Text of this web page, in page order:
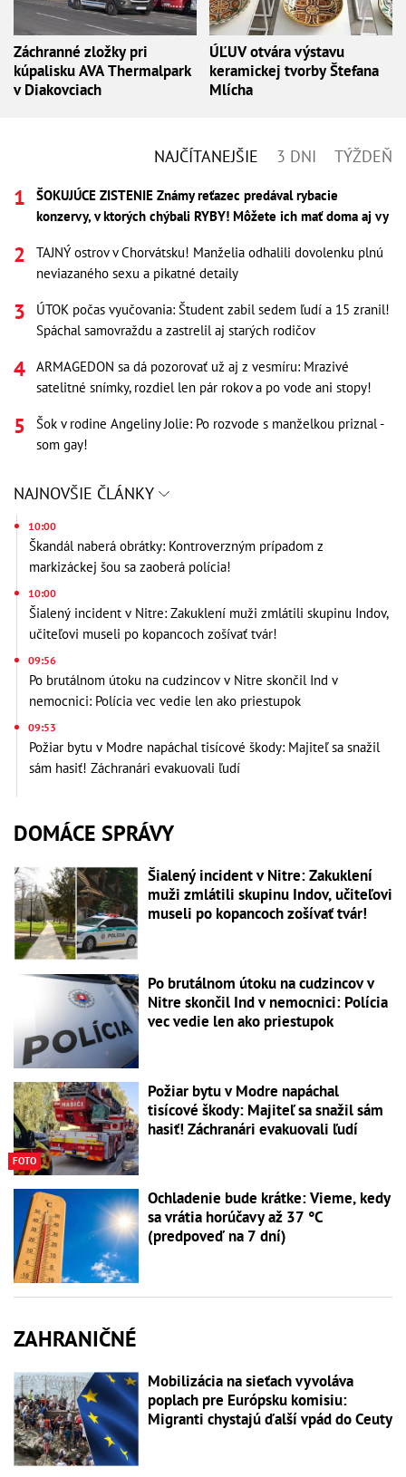
Záchranné zložky pri
kúpalisku AVA Thermalpark
v Diakovciach
ÚĽUV otvára výstavu
keramickej tvorby Štefana
Mlícha
NAJČÍTANEJŠIE 3 DNI TÝŽDEŇ
ŠOKUJÚCE ZISTENIE Známy reťazec predával rybacie
konzervy, v ktorých chýbali RYBY! Môžete ich mať doma aj vy
TAJNÝ ostrov v Chorvátsku! Manželia odhalili dovolenku plnú
neviazaného sexu a pikatné detaily
ÚTOK počas vyučovania: Študent zabil sedem ľudí a 15 zranil!
Spáchal samovraždu a zastrelil aj starých rodičov
ARMAGEDON sa dá pozorovať už aj z vesmíru: Mrazivé
satelitné snímky, rozdiel len pár rokov a po vode ani stopy!
Šok v rodine Angeliny Jolie: Po rozvode s manželkou priznal -
som gay!
NAJNOVŠIE ČLÁNKY
10:00
Škandál naberá obrátky: Kontroverzným prípadom z
markizáckej šou sa zaoberá polícia!
10:00
Šialený incident v Nitre: Zakuklení muži zmlátili skupinu Indov,
učiteľovi museli po kopancoch zošívať tvár!
09:56
Po brutálnom útoku na cudzincov v Nitre skončil Ind v
nemocnici: Polícia vec vedie len ako priestupok
09:53
Požiar bytu v Modre napáchal tisícové škody: Majiteľ sa snažil
sám hasiť! Záchranári evakuovali ľudí
DOMÁCE SPRÁVY
Šialený incident v Nitre: Zakuklení
muži zmlátili skupinu Indov, učiteľovi
museli po kopancoch zošívať tvár!
Po brutálnom útoku na cudzincov v
Nitre skončil Ind v nemocnici: Polícia
vec vedie len ako priestupok
FOTO
Požiar bytu v Modre napáchal
tisícové škody: Majiteľ sa snažil sám
hasiť! Záchranári evakuovali ľudí
Ochladenie bude krátke: Vieme, kedy
sa vrátia horúčavy až 37 °C
(predpoveď na 7 dní)
ZAHRANIČNÉ
Mobilizácia na sieťach vyvoláva
poplach pre Európsku komisiu:
Migranti chystajú ďalší vpád do Ceuty